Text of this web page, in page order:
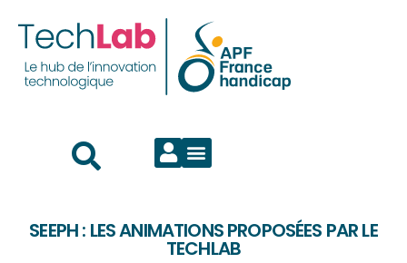
SEEPH : LES ANIMATIONS PROPOSÉES PAR LE
TECHLAB